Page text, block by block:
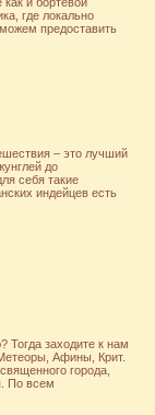
где локально
предоставить
– это лучший
до
себя такие
индейцев есть
Тогда заходите к нам
Афины, Крит.
города,
По всем